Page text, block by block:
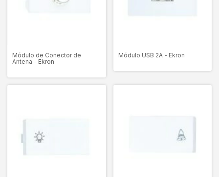
Módulo de Conector de
Antena - Ekron
Módulo USB 2A - Ekron